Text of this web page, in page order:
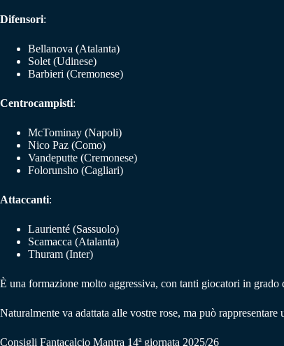
Difensori:
Bellanova (Atalanta)
Solet (Udinese)
Barbieri (Cremonese)
Centrocampisti:
McTominay (Napoli)
Nico Paz (Como)
Vandeputte (Cremonese)
Folorunsho (Cagliari)
Attaccanti:
Laurienté (Sassuolo)
Scamacca (Atalanta)
Thuram (Inter)
È una formazione molto aggressiva, con tanti giocatori in grado
Naturalmente va adattata alle vostre rose, ma può
Consigli Fantacalcio Mantra 14ª giornata 2025/26